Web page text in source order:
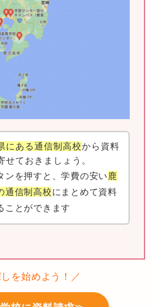
にある通信制高校から資料
せておきましょう。
ンを押すと、学費の安い 鹿
通信制高校にまとめて資料
ことができます
を始めよう！／